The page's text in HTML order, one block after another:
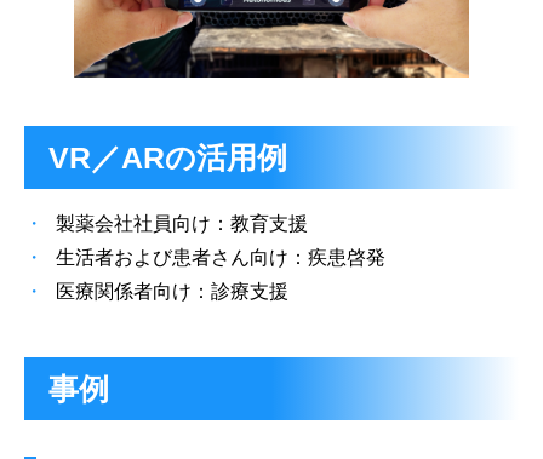
VR／ARの活用例
製薬会社社員向け：教育支援
生活者および患者さん向け：疾患啓発
医療関係者向け：診療支援
事例